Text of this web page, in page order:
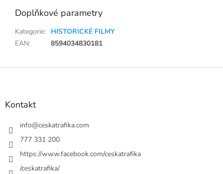
Doplňkové parametry
Kategorie: HISTORICKÉ FILMY
EAN: 8594034830181
Z
Kontakt
info@ceskatrafika.com
777 331 200
https://www.facebook.com/ceskatrafika
/ceskatrafika/